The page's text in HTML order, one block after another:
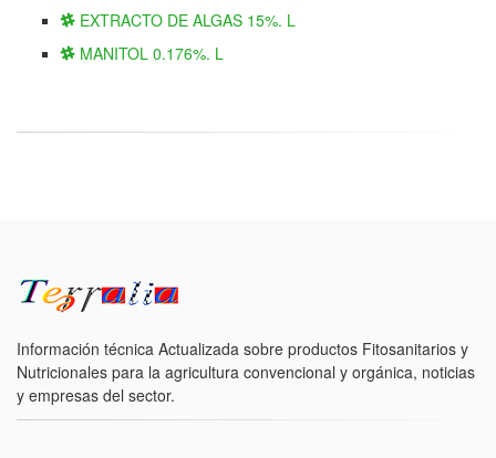
EXTRACTO DE ALGAS 15%. L
MANITOL 0.176%. L
Información técnica Actualizada sobre productos Fitosanitarios y
Nutricionales para la agricultura convencional y orgánica, noticias
y empresas del sector.